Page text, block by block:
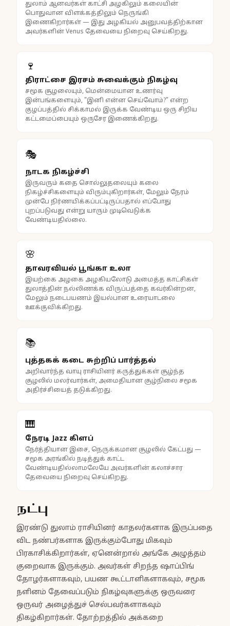
துலாம் ஆனவர்கள் காட்சி அழகிலும் கலையின்
பொதுவான விளக்கத்திலும் நெருங்கி
இணைகிறார்கள் — இது அழகியல் அனுபவத்திற்கான
அவர்களின் Venus தேவையை நிறைவு செய்கிறது.
🍷
திராட்சை இரசம் சுவைக்கும் நிகழ்வு
சமூக சூழலையும், மென்மையான உணர்வு
இன்பங்களையும், "இனி என்ன செய்வோம்?" என்ற
குழப்பத்தில் சிக்காமல் இருக்க வேண்டிய ஒரு சிறிய
கட்டமைப்பையும் ஒருசேர இணைக்கிறது.
🎭
நாடக நிகழ்ச்சி
இருவரும் கதை சொல்லுதலையும் கலை
நிகழ்ச்சிகளையும் விரும்புகிறார்கள், மேலும் நேரம்
முன்பே நிர்ணயிக்கப்பட்டிருப்பதால் எப்போது
புறப்படுவது என்று யாரும் முடிவெடுக்க
வேண்டியதில்லை.
🌸
தாவரவியல் பூங்கா உலா
இயற்கை அழகை அழகியலோடு அமைத்த காட்சிகள்
துலாத்தின் நல்லிணக்க விருப்பத்தை கவர்கின்றன,
மேலும் நடைபயணம் இயல்பான உரையாடலை
ஊக்குவிக்கிறது.
📚
புத்தகக் கடை சுற்றிப் பார்த்தல்
அறிவார்ந்த வாயு ராசியினர் கருத்துக்கள் சூழ்ந்த
சூழலில் மலர்வார்கள், அமைதியான சூழ்நிலை சமூக
அதிர்ச்சியைத் தடுக்கிறது.
🎹
நேரடி Jazz கிளப்
நேர்த்தியான இசை, நெருக்கமான சூழலில் கேட்பது —
சமூக அரங்கில் நடித்துக் காட்ட
வேண்டியதில்லாமலேயே அவர்களின் கலாச்சார
தேவையை நிறைவு செய்கிறது.
நட்பு
இரண்டு துலாம் ராசியினர் காதலர்களாக இருப்பதை
விட நண்பர்களாக இருக்கும்போது மிகவும்
பிரகாசிக்கிறார்கள், ஏனென்றால் அங்கே அழுத்தம்
குறைவாக இருக்கும். அவர்கள் சிறந்த ஷாப்பிங்
தோழர்களாகவும், பயண கூட்டாளிகளாகவும், சமூக
நளினம் தேவைப்படும் நிகழ்வுகளுக்கு ஒருவரை
ஒருவர் அழைத்துச் செல்பவர்களாகவும்
திகழ்கிறார்கள். தோற்றத்தில் அக்கறை